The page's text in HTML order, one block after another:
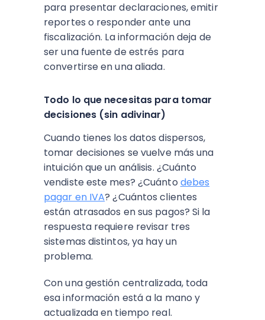
para presentar declaraciones, emitir
reportes o responder ante una
fiscalización. La información deja de
ser una fuente de estrés para
convertirse en una aliada.
Todo lo que necesitas para tomar
decisiones (sin adivinar)
Cuando tienes los datos dispersos,
tomar decisiones se vuelve más una
intuición que un análisis. ¿Cuánto
vendiste este mes? ¿Cuánto debes
pagar en IVA? ¿Cuántos clientes
están atrasados en sus pagos? Si la
respuesta requiere revisar tres
sistemas distintos, ya hay un
problema.
Con una gestión centralizada, toda
esa información está a la mano y
actualizada en tiempo real.